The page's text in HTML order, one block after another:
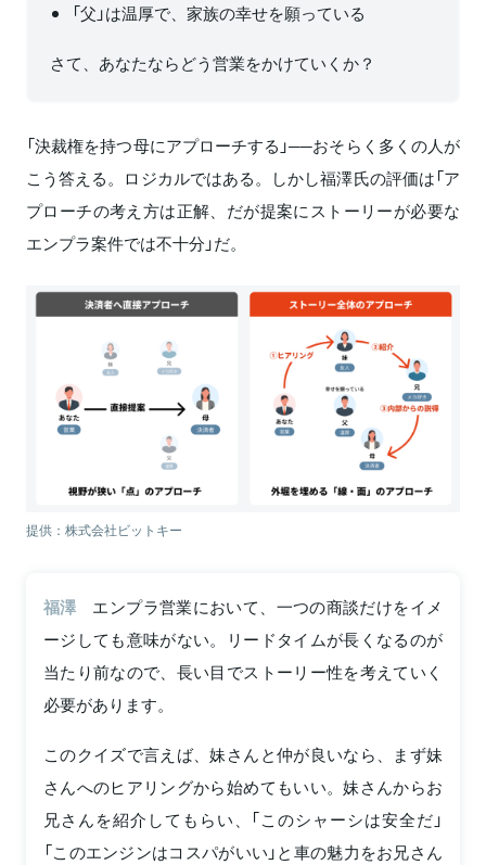
「父」は温厚で、家族の幸せを願っている
さて、あなたならどう営業をかけていくか？
「決裁権を持つ母にアプローチする」──おそらく多くの人が
こう答える。ロジカルではある。しかし福澤氏の評価は「ア
プローチの考え方は正解、だが提案にストーリーが必要な
エンプラ案件では不十分」だ。
提供：株式会社ビットキー
福澤
エンプラ営業において、一つの商談だけをイメ
ージしても意味がない。リードタイムが長くなるのが
当たり前なので、長い目でストーリー性を考えていく
必要があります。
このクイズで言えば、妹さんと仲が良いなら、まず妹
さんへのヒアリングから始めてもいい。妹さんからお
兄さんを紹介してもらい、「このシャーシは安全だ」
「このエンジンはコスパがいい」と車の魅力をお兄さん